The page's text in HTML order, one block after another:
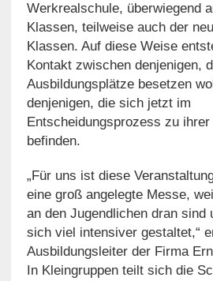
Werkrealschule, überwiegend
Klassen, teilweise auch der
Klassen. Auf diese Weise
Kontakt zwischen denjenigen,
Ausbildungsplätze besetzen
denjenigen, die sich jetzt im
Entscheidungsprozess zu
befinden.
„Für uns ist diese
eine groß angelegte Messe,
an den Jugendlichen dran sind
sich viel intensiver gestaltet,“
Ausbildungsleiter der Firma
In Kleingruppen teilt sich die